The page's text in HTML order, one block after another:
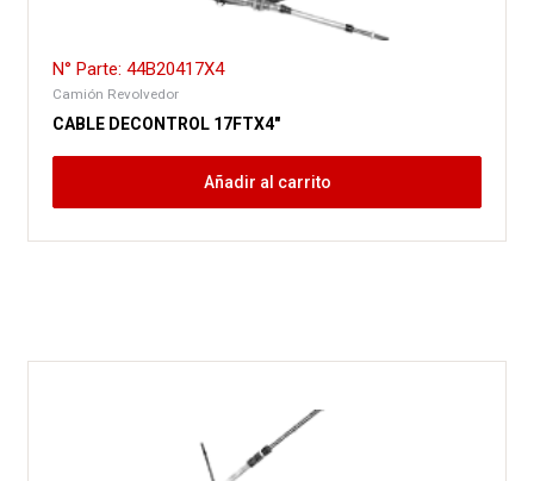
N° Parte: 44B20417X4
Camión Revolvedor
CABLE DECONTROL 17FTX4″
Añadir al carrito